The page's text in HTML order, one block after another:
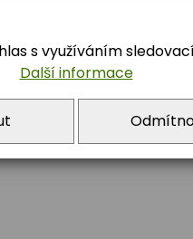
s využíváním
Další informace